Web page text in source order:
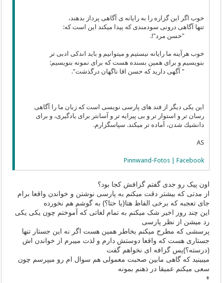
خوب اگر این گزاره را به رایانه ی آگاهی پرداز بدهند،
تنها آگاهی درونی سودمندی كه پیدا میكند این است كه:
"حسن مرد"!.
خوب هرآینه ما رایانه نیستیم و میتوانیم و باید اندكی ادبی تر
بنویسیم و برای همین بسنده هست كه برای نمونه بنویسیم:
" آگهی دارید كه حسن اقا ناگهان درگذشت".
این یكی دیگر از فند های پارسی نویسی است كه زبان ما را آگاهی
رسان تر و استوار تر و بی پیرایه تر و آسانتر برای یادگیری، و برای
دانشیك شدن، آماده تر میكند. سپاسگزارم.
AS
Pinnwand-Fotos | Facebook
اون پیک رو جدی گفتم گزافش کجا بود؟
از مدتی که بیشتر دقت میکنم به پارسی نوشتن و خواندن واقعا برام
جای تعجبه که برخی الفاظ هتا(یا حتا؟) به گوشم هم نخورده
این چند روز اخیر شک میکنم به تمام لغاتی که آموختم چون یکی یکی
رد میشن از نظر پارسی
پرسشی که مطرح میکنم بخاطر همین هست اگر نه این جستار تنها
جستاری هست که واقعا دوستش دارم و لذت میبرم از خواندن اش
(درسته؟)پس گزافه ای نخواهم گفت
میبینید که گاهی مابین صحبت معمولی هم سوال ام رو میپرسم چون
سعی میکنم عمیقا در ذهنم بمونه
+